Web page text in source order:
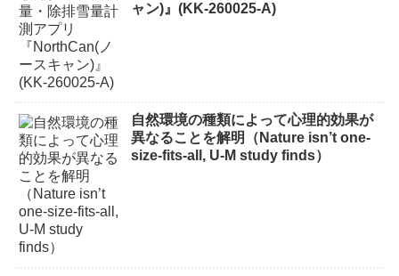
ャン)』(KK-260025-A)
自然環境の種類によって心理的効果が
異なることを解明（Nature isn’t one-
size-fits-all, U-M study finds）